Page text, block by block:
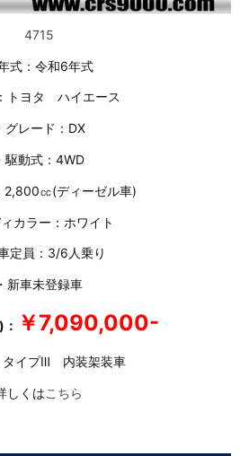
4715
式：令和6年式
トヨタ ハイエース
グレード：DX
駆動式：4WD
2,800㏄(ディーゼル車)
ィカラー：ホワイト
定員：3/6人乗り
・新車未登録車
￥7,090,000-
イプⅢ 内装架装車
しくはこちら